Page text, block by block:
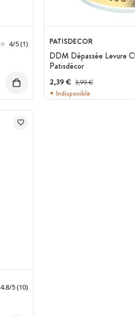
4/5(1) PATISDECOR
DDM Dépassée Levure
Patisdécor
2,39 € Prix avant réduction :
3,99 €
Indisponible
4.8/5(10)